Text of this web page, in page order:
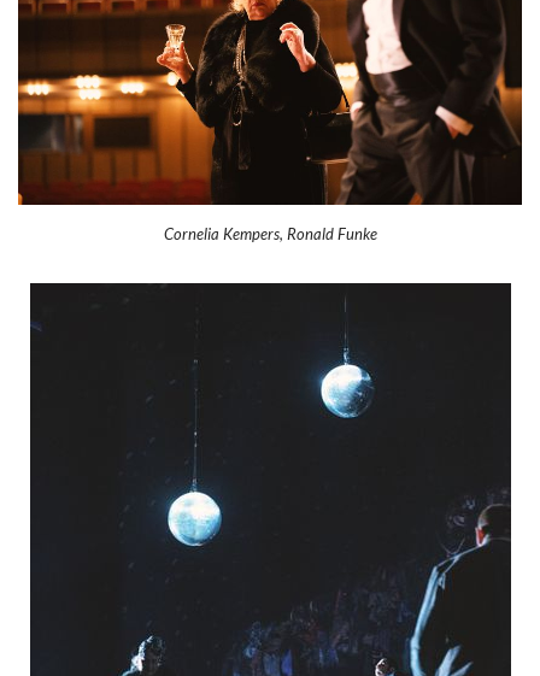
Cornelia Kempers, Ronald Funke